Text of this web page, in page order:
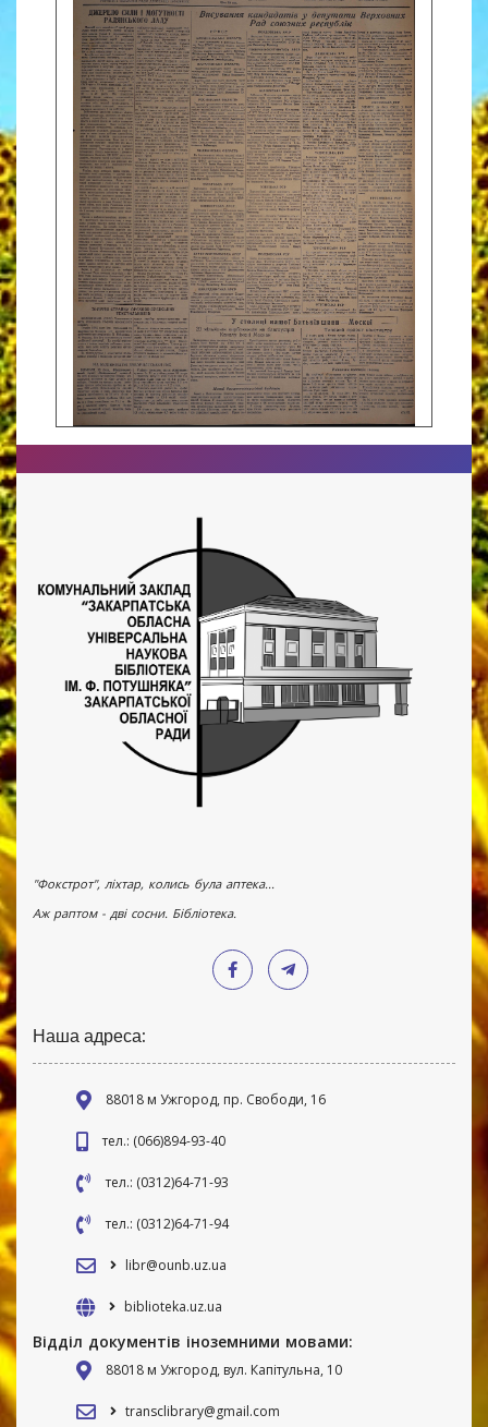
"Фокстрот", ліхтар, колись була аптека...
Аж раптом - дві сосни. Бібліотека.
Наша адреса:
88018 м Ужгород, пр. Свободи, 16
тел.: (066)894-93-40
тел.: (0312)64-71-93
тел.: (0312)64-71-94
libr@ounb.uz.ua
biblioteka.uz.ua
Відділ документів іноземними мовами:
88018 м Ужгород, вул. Капітульна, 10
transclibrary@gmail.com